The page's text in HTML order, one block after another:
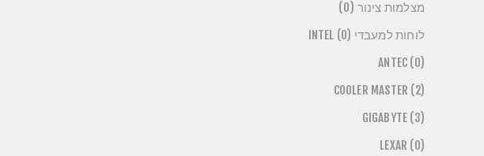
מצלמות צינור (0)
לוחות למעבדי INTEL (0)
ANTEC (0)
COOLER MASTER (2)
GIGABYTE (3)
LEXAR (0)